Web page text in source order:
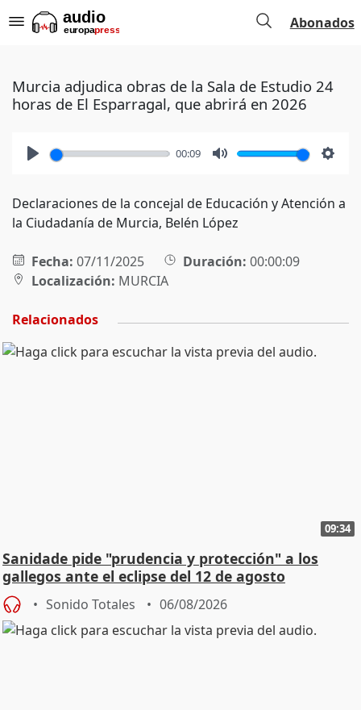
Abonados
Murcia adjudica obras de la Sala de Estudio 24
horas de El Esparragal, que abrirá en 2026
00:09
Declaraciones de la concejal de Educación y Atención a
la Ciudadanía de Murcia, Belén López
Fecha: 07/11/2025 Duración: 00:00:09
Localización: MURCIA
Relacionados
09:34
Sanidade pide "prudencia y protección" a los
gallegos ante el eclipse del 12 de agosto
Sonido Totales 06/08/2026